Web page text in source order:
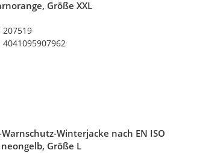
Größe XXL
207519
4041095907962
Winterjacke nach EN ISO
Größe L